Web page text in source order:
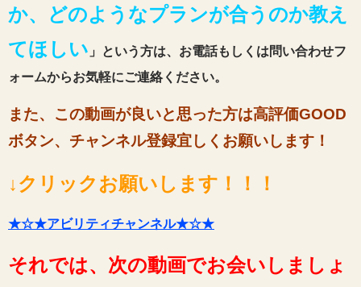
か、どのようなプランが合うのか教え
てほしい 」という方は、お電話もしくは問い合わせフ
ォームからお気軽にご連絡ください。
また、この動画が良いと思った方は高評価GOOD
ボタン、チャンネル登録宜しくお願いします！
↓クリックお願いします！！！
★☆★アビリティチャンネル★☆★
それでは、次の動画でお会いしましょ